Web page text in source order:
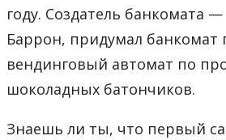
году. Создатель банкомата
Баррон, придумал банкомат
вендинговый автомат по
шоколадных батончиков.
Знаешь ли ты, что первый